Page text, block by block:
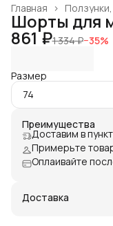
Главная ›
Шорты для
861 ₽1 334 ₽−35%
Размер
74
Преимущества
Доставим в
Примерьте
Оплаивайте
Доставка